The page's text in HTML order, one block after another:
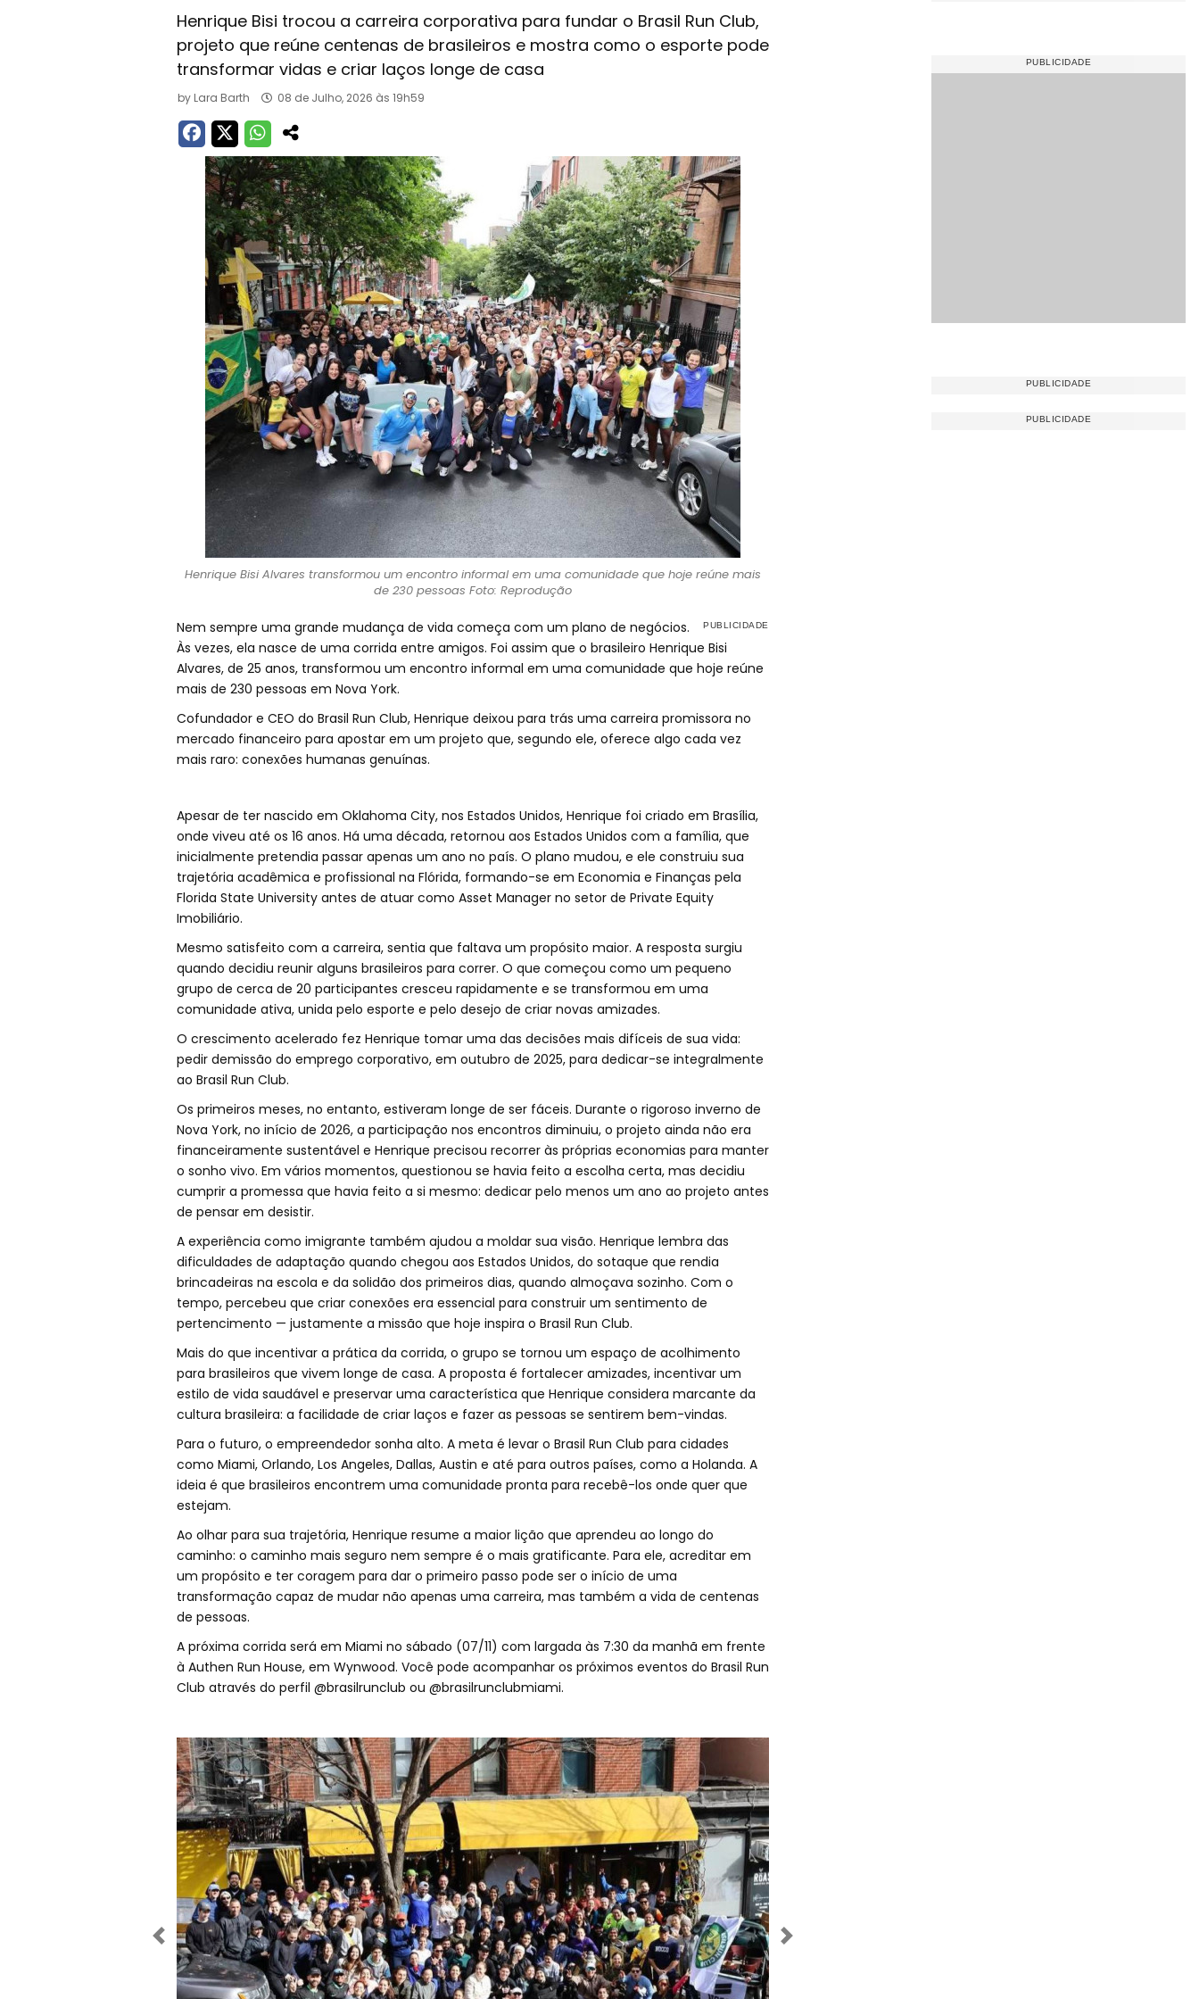
Henrique Bisi trocou a carreira corporativa para fundar o Brasil Run Club,
projeto que reúne centenas de brasileiros e mostra como o esporte pode
transformar vidas e criar laços longe de casa
by Lara Barth 08 de Julho, 2026 às 19h59
Henrique Bisi Alvares transformou um encontro informal em uma comunidade que hoje reúne mais
de 230 pessoas Foto: Reprodução
Nem sempre uma grande mudança de vida começa com um plano de negócios.
Às vezes, ela nasce de uma corrida entre amigos. Foi assim que o brasileiro Henrique Bisi
Alvares, de 25 anos, transformou um encontro informal em uma comunidade que hoje reúne
mais de 230 pessoas em Nova York.
Cofundador e CEO do Brasil Run Club, Henrique deixou para trás uma carreira promissora no
mercado financeiro para apostar em um projeto que, segundo ele, oferece algo cada vez
mais raro: conexões humanas genuínas.
Apesar de ter nascido em Oklahoma City, nos Estados Unidos, Henrique foi criado em Brasília,
onde viveu até os 16 anos. Há uma década, retornou aos Estados Unidos com a família, que
inicialmente pretendia passar apenas um ano no país. O plano mudou, e ele construiu sua
trajetória acadêmica e profissional na Flórida, formando-se em Economia e Finanças pela
Florida State University antes de atuar como Asset Manager no setor de Private Equity
Imobiliário.
Mesmo satisfeito com a carreira, sentia que faltava um propósito maior. A resposta surgiu
quando decidiu reunir alguns brasileiros para correr. O que começou como um pequeno
grupo de cerca de 20 participantes cresceu rapidamente e se transformou em uma
comunidade ativa, unida pelo esporte e pelo desejo de criar novas amizades.
O crescimento acelerado fez Henrique tomar uma das decisões mais difíceis de sua vida:
pedir demissão do emprego corporativo, em outubro de 2025, para dedicar-se integralmente
ao Brasil Run Club.
Os primeiros meses, no entanto, estiveram longe de ser fáceis. Durante o rigoroso inverno de
Nova York, no início de 2026, a participação nos encontros diminuiu, o projeto ainda não era
financeiramente sustentável e Henrique precisou recorrer às próprias economias para manter
o sonho vivo. Em vários momentos, questionou se havia feito a escolha certa, mas decidiu
cumprir a promessa que havia feito a si mesmo: dedicar pelo menos um ano ao projeto antes
de pensar em desistir.
A experiência como imigrante também ajudou a moldar sua visão. Henrique lembra das
dificuldades de adaptação quando chegou aos Estados Unidos, do sotaque que rendia
brincadeiras na escola e da solidão dos primeiros dias, quando almoçava sozinho. Com o
tempo, percebeu que criar conexões era essencial para construir um sentimento de
pertencimento — justamente a missão que hoje inspira o Brasil Run Club.
Mais do que incentivar a prática da corrida, o grupo se tornou um espaço de acolhimento
para brasileiros que vivem longe de casa. A proposta é fortalecer amizades, incentivar um
estilo de vida saudável e preservar uma característica que Henrique considera marcante da
cultura brasileira: a facilidade de criar laços e fazer as pessoas se sentirem bem-vindas.
Para o futuro, o empreendedor sonha alto. A meta é levar o Brasil Run Club para cidades
como Miami, Orlando, Los Angeles, Dallas, Austin e até para outros países, como a Holanda. A
ideia é que brasileiros encontrem uma comunidade pronta para recebê-los onde quer que
estejam.
Ao olhar para sua trajetória, Henrique resume a maior lição que aprendeu ao longo do
caminho: o caminho mais seguro nem sempre é o mais gratificante. Para ele, acreditar em
um propósito e ter coragem para dar o primeiro passo pode ser o início de uma
transformação capaz de mudar não apenas uma carreira, mas também a vida de centenas
de pessoas.
A próxima corrida será em Miami no sábado (07/11) com largada às 7:30 da manhã em frente
à Authen Run House, em Wynwood. Você pode acompanhar os próximos eventos do Brasil Run
Club através do perfil @brasilrunclub ou @brasilrunclubmiami.
Anterior Próximo